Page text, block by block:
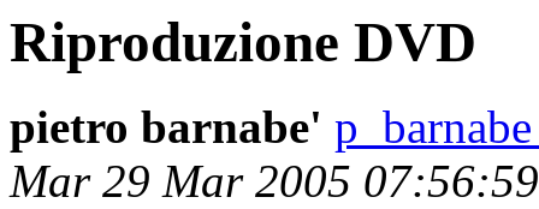
Riproduzione DVD
pietro barnabe'
Mar 29 Mar 2005